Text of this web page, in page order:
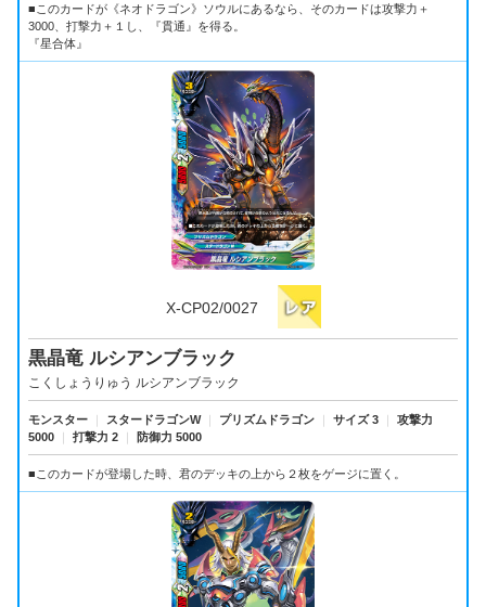
■このカードが《ネオドラゴン》ソウルにあるなら、そのカードは攻撃力＋
3000、打撃力＋１し、『貫通』を得る。
『星合体』
X-CP02/0027
黒晶竜 ルシアンブラック
こくしょうりゅう ルシアンブラック
モンスター ｜ スタードラゴンW ｜ プリズムドラゴン ｜ サイズ 3 ｜
攻撃力
5000
｜ 打撃力 2 ｜ 防御力 5000
■このカードが登場した時、君のデッキの上から２枚をゲージに置く。